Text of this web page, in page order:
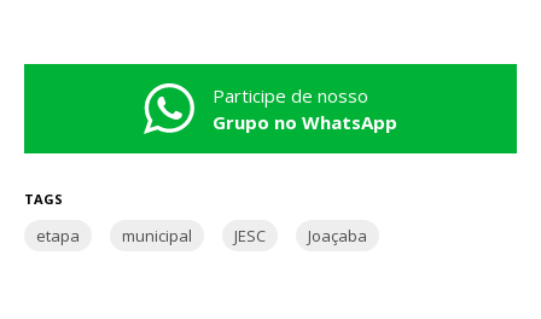
Participe de nosso
Grupo no WhatsApp
TAGS
etapa municipal JESC Joaçaba